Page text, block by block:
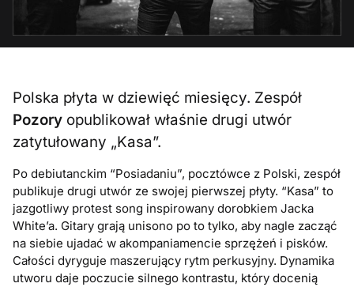
Polska płyta w dziewięć miesięcy. Zespół
Pozory opublikował właśnie drugi utwór
zatytułowany „Kasa”.
Po debiutanckim “Posiadaniu”, pocztówce z Polski, zespół
publikuje drugi utwór ze swojej pierwszej płyty. “Kasa” to
jazgotliwy protest song inspirowany dorobkiem Jacka
White’a. Gitary grają unisono po to tylko, aby nagle zacząć
na siebie ujadać w akompaniamencie sprzężeń i pisków.
Całości dyryguje maszerujący rytm perkusyjny. Dynamika
utworu daje poczucie silnego kontrastu, który docenią